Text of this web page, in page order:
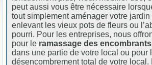
peut aussi vous être nécessaire
tout simplement aménager votre jardin
enlevant les vieux pots de fleurs ou
pourri. Pour les entreprises, nous
pour le ramassage des encombrants
dans une partie de votre local ou pour
désencombrement total de votre